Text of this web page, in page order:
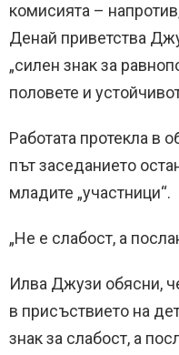
комисията –
Денай приветства
„силен знак за
половете и
Работата протекла в
път заседанието
младите „участници“.
„Не е слабост, а
Илва Джузи обясни,
в присъствието на
знак за слабост, а